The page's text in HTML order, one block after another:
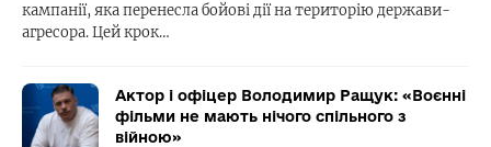
кампанії, яка перенесла бойові дії на територію держави-
агресора. Цей крок…
Актор і офіцер Володимир Ращук: «Воєнні
фільми не мають нічого спільного з
війною»